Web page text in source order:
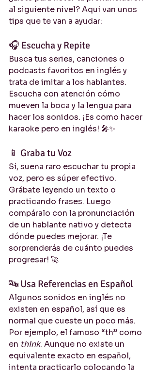
al siguiente nivel? Aquí van unos
tips que te van a ayudar:
🎧 Escucha y Repite
Busca tus series, canciones o
podcasts favoritos en inglés y
trata de imitar a los hablantes.
Escucha con atención cómo
mueven la boca y la lengua para
hacer los sonidos. ¡Es como hacer
karaoke pero en inglés! 🎤✨
📱 Graba tu Voz
Sí, suena raro escuchar tu propia
voz, pero es súper efectivo.
Grábate leyendo un texto o
practicando frases. Luego
compáralo con la pronunciación
de un hablante nativo y detecta
dónde puedes mejorar. ¡Te
sorprenderás de cuánto puedes
progresar! 🚀
🔤 Usa Referencias en Español
Algunos sonidos en inglés no
existen en español, así que es
normal que cueste un poco más.
Por ejemplo, el famoso “th” como
en think. Aunque no existe un
equivalente exacto en español,
intenta practicarlo colocando la